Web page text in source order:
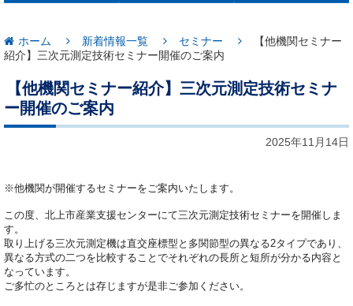
ホーム 新着情報一覧 セミナー
【他機関セミナー
紹介】三次元測定技術セミナー開催のご案内
【他機関セミナー紹介】三次元測定技術セミナ
ー開催のご案内
2025年11月14日
※他機関が開催するセミナーをご案内いたします。
この度、北上市産業支援センターにて三次元測定技術セミナーを開催しま
す。
取り上げる三次元測定機は直交座標型と多関節型の異なる2タイプであり、
異なる方式の二つを比較することでそれぞれの長所と短所が分かる内容と
なっています。
ご多忙のところとは存じますが是非ご参加ください。